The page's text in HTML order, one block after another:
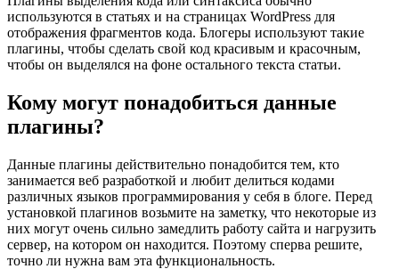
используются в статьях и на страницах WordPress для
отображения фрагментов кода. Блогеры используют такие
плагины, чтобы сделать свой код красивым и красочным,
чтобы он выделялся на фоне остального текста статьи.
Кому могут понадобиться данные
плагины?
Данные плагины действительно понадобится тем, кто
занимается веб разработкой и любит делиться кодами
различных языков программирования у себя в блоге. Перед
установкой плагинов возьмите на заметку, что некоторые из
них могут очень сильно замедлить работу сайта и нагрузить
сервер, на котором он находится. Поэтому сперва решите,
точно ли нужна вам эта функциональность.